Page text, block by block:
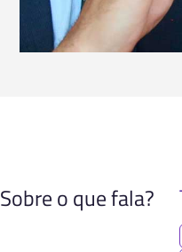
Sobre o que fala?